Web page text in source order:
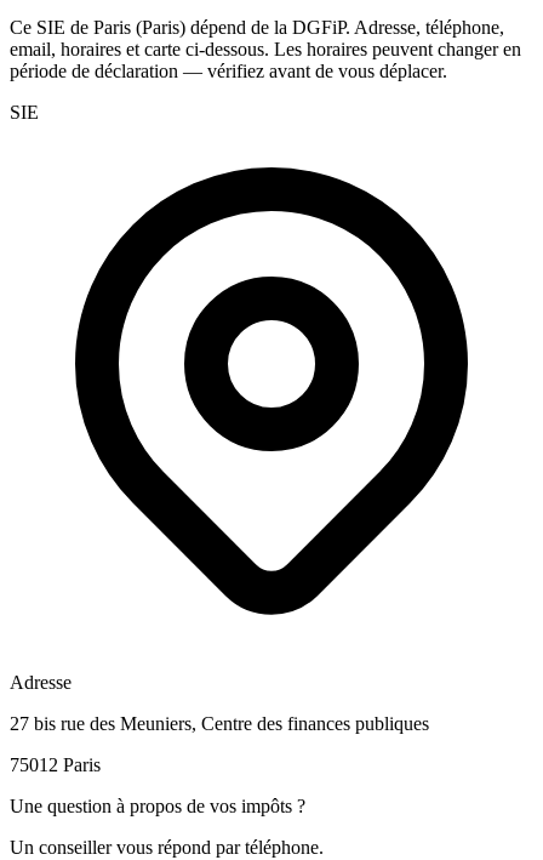
Ce SIE de Paris (Paris) dépend de la DGFiP. Adresse, téléphone,
email, horaires et carte ci-dessous. Les horaires peuvent changer en
période de déclaration — vérifiez avant de vous déplacer.
SIE
Adresse
27 bis rue des Meuniers, Centre des finances publiques
75012 Paris
Une question à propos de vos impôts ?
Un conseiller vous répond par téléphone.